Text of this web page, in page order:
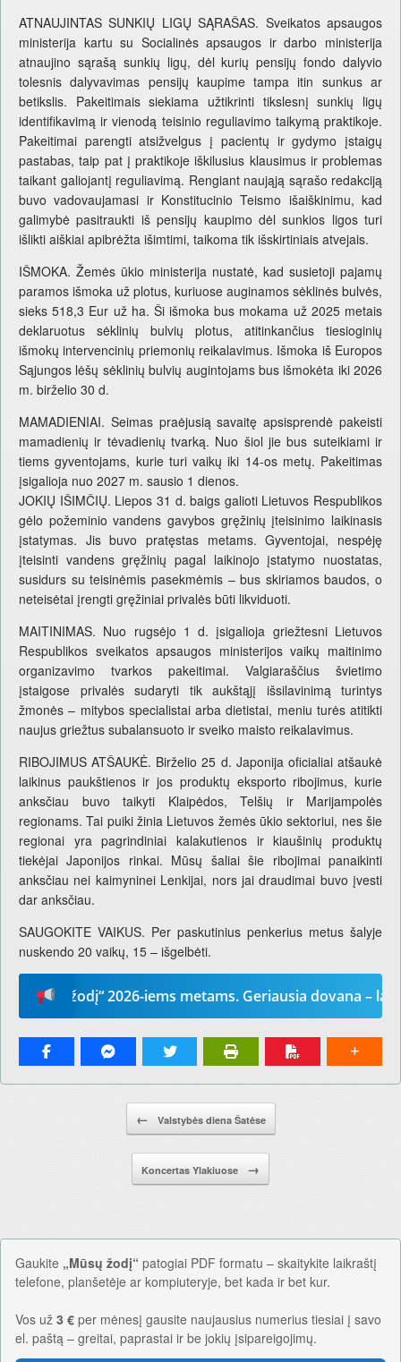
ATNAUJINTAS SUNKIŲ LIGŲ SĄRAŠAS. Sveikatos apsaugos
ministerija kartu su Socialinės apsaugos ir darbo ministerija
atnaujino sąrašą sunkių ligų, dėl kurių pensijų fondo dalyvio
tolesnis dalyvavimas pensijų kaupime tampa itin sunkus ar
betikslis. Pakeitimais siekiama užtikrinti tikslesnį sunkių ligų
identifikavimą ir vienodą teisinio reguliavimo taikymą praktikoje.
Pakeitimai parengti atsižvelgus į pacientų ir gydymo įstaigų
pastabas, taip pat į praktikoje iškilusius klausimus ir problemas
taikant galiojantį reguliavimą. Rengiant naująją sąrašo redakciją
buvo vadovaujamasi ir Konstitucinio Teismo išaiškinimu, kad
galimybė pasitraukti iš pensijų kaupimo dėl sunkios ligos turi
išlikti aiškiai apibrėžta išimtimi, taikoma tik išskirtiniais atvejais.
IŠMOKA. Žemės ūkio ministerija nustatė, kad susietoji pajamų
paramos išmoka už plotus, kuriuose auginamos sėklinės bulvės,
sieks 518,3 Eur už ha. Ši išmoka bus mokama už 2025 metais
deklaruotus sėklinių bulvių plotus, atitinkančius tiesioginių
išmokų intervencinių priemonių reikalavimus. Išmoka iš Europos
Sąjungos lėšų sėklinių bulvių augintojams bus išmokėta iki 2026
m. birželio 30 d.
MAMADIENIAI. Seimas praėjusią savaitę apsisprendė pakeisti
mamadienių ir tėvadienių tvarką. Nuo šiol jie bus suteikiami ir
tiems gyventojams, kurie turi vaikų iki 14-os metų. Pakeitimas
įsigalioja nuo 2027 m. sausio 1 dienos.
JOKIŲ IŠIMČIŲ. Liepos 31 d. baigs galioti Lietuvos Respublikos
gėlo požeminio vandens gavybos gręžinių įteisinimo laikinasis
įstatymas. Jis buvo pratęstas metams. Gyventojai, nespėję
įteisinti vandens gręžinių pagal laikinojo įstatymo nuostatas,
susidurs su teisinėmis pasekmėmis – bus skiriamos baudos, o
neteisėtai įrengti gręžiniai privalės būti likviduoti.
MAITINIMAS. Nuo rugsėjo 1 d. įsigalioja griežtesni Lietuvos
Respublikos sveikatos apsaugos ministerijos vaikų maitinimo
organizavimo tvarkos pakeitimai. Valgiaraščius švietimo
įstaigose privalės sudaryti tik aukštąjį išsilavinimą turintys
žmonės – mitybos specialistai arba dietistai, meniu turės atitikti
naujus griežtus subalansuoto ir sveiko maisto reikalavimus.
RIBOJIMUS ATŠAUKĖ. Birželio 25 d. Japonija oficialiai atšaukė
laikinus paukštienos ir jos produktų eksporto ribojimus, kurie
anksčiau buvo taikyti Klaipėdos, Telšių ir Marijampolės
regionams. Tai puiki žinia Lietuvos žemės ūkio sektoriui, nes šie
regionai yra pagrindiniai kalakutienos ir kiaušinių produktų
tiekėjai Japonijos rinkai. Mūsų šaliai šie ribojimai panaikinti
anksčiau nei kaimyninei Lenkijai, nors jai draudimai buvo įvesti
dar anksčiau.
SAUGOKITE VAIKUS. Per paskutinius penkerius metus šalyje
nuskendo 20 vaikų, 15 – išgelbėti.
žodį“ 2026-iems metams. Geriausia dovana –
← Valstybės diena Šatėse
Koncertas Ylakiuose →
Gaukite „Mūsų žodį“ patogiai PDF formatu – skaitykite laikraštį
telefone, planšetėje ar kompiuteryje, bet kada ir bet kur.
Vos už 3 € per mėnesį gausite naujausius numerius tiesiai į savo
el. paštą – greitai, paprastai ir be jokių įsipareigojimų.